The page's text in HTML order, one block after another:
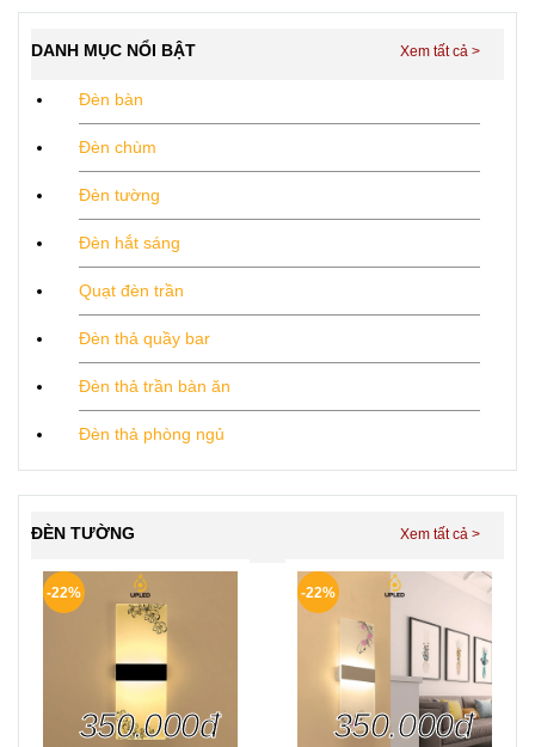
DANH MỤC NỔI BẬT
Đèn bàn
Đèn chùm
Đèn tường
Đèn hắt sáng
Quạt đèn trần
Đèn thả quầy bar
Đèn thả trần bàn ăn
Đèn thả phòng ngủ
ĐÈN TƯỜNG
350.000đ
-22%
350.000đ
-22%